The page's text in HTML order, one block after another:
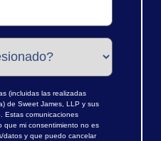
(incluidas las realizadas
de Sweet James, LLP y sus
Estas comunicaciones
que mi consentimiento no es
datos y que puedo cancelar